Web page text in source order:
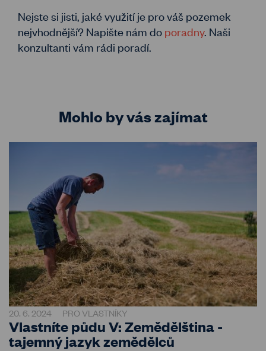
Nejste si jisti, jaké využití je pro váš pozemek
nejvhodnější? Napište nám do poradny. Naši
konzultanti vám rádi poradí.
Mohlo by vás zajímat
20. 6. 2024 PRO VLASTNÍKY
Vlastníte půdu V: Zemědělština -
tajemný jazyk zemědělců